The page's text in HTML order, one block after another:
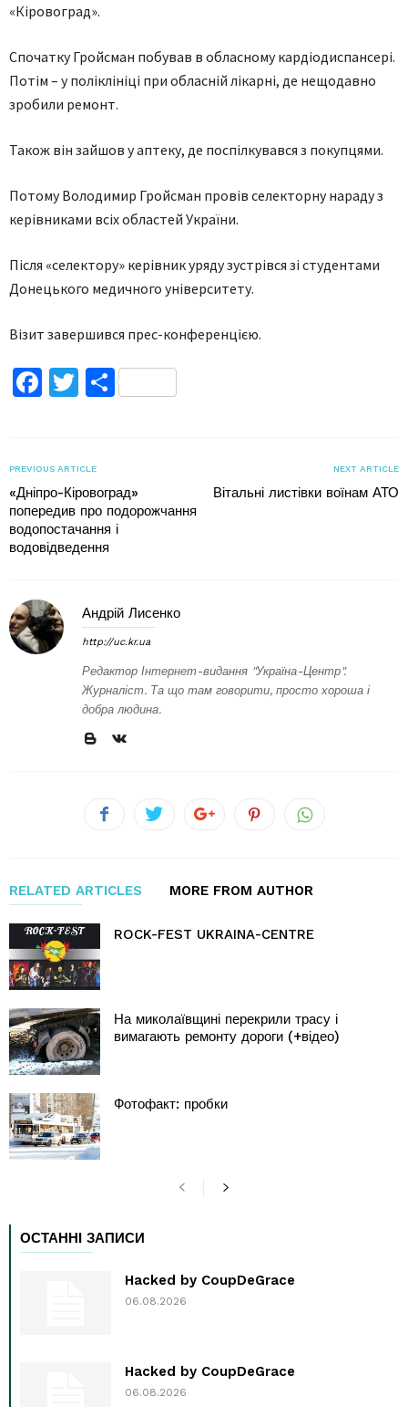
«Кіровоград».
Спочатку Гройсман побував в обласному кардіодиспансері.
Потім – у поліклініці при обласній лікарні, де нещодавно
зробили ремонт.
Також він зайшов у аптеку, де поспілкувався з покупцями.
Потому Володимир Гройсман провів селекторну нараду з
керівниками всіх областей України.
Після «селектору» керівник уряду зустрівся зі студентами
Донецького медичного університету.
Візит завершився прес-конференцією.
Facebook
TwitterПоділитися
PREVIOUS ARTICLE
«Дніпро-Кіровоград»
попередив про подорожчання
водопостачання і
водовідведення
NEXT ARTICLE
Вітальні листівки воїнам АТО
Андрій Лисенко
http://uc.kr.ua
Редактор Інтернет-видання "Україна-Центр".
Журналіст. Та що там говорити, просто хороша і
добра людина.
RELATED ARTICLES MORE FROM AUTHOR
ROCK-FEST UKRAINA-CENTRE
На миколаївщині перекрили трасу і
вимагають ремонту дороги (+відео)
Фотофакт: пробки
ОСТАННІ ЗАПИСИ
Hacked by CoupDeGrace
06.08.2026
Hacked by CoupDeGrace
06.08.2026